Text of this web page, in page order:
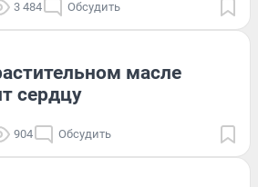
3 484 Обсудить
масле
сердцу
904 Обсудить